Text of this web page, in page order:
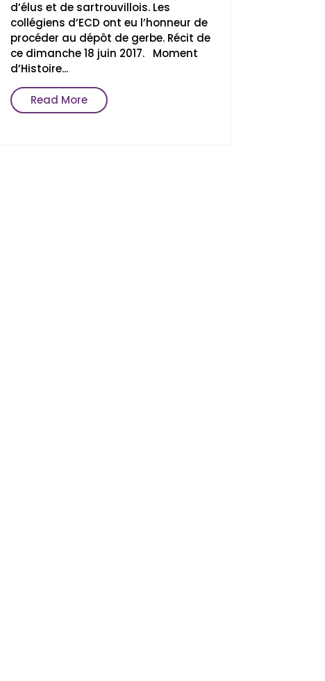
d’élus et de sartrouvillois. Les
collégiens d’ECD ont eu l’honneur de
procéder au dépôt de gerbe. Récit de
ce dimanche 18 juin 2017. Moment
d’Histoire...
Read More